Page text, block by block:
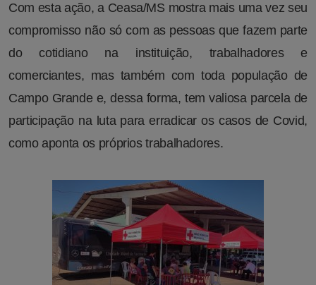
Com esta ação, a Ceasa/MS mostra mais uma vez seu
compromisso não só com as pessoas que fazem parte
do cotidiano na instituição, trabalhadores e
comerciantes, mas também com toda população de
Campo Grande e, dessa forma, tem valiosa parcela de
participação na luta para erradicar os casos de Covid,
como aponta os próprios trabalhadores.